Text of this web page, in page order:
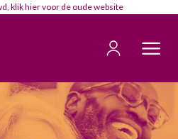
klikhiervoor de oude website